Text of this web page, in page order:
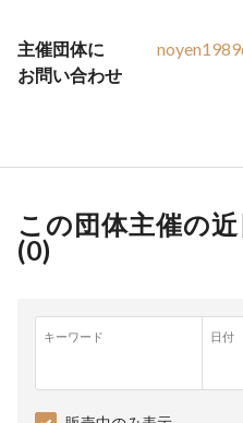
主催団体に
お問い合わせ
この団体主催の
(0)
キーワード 日付